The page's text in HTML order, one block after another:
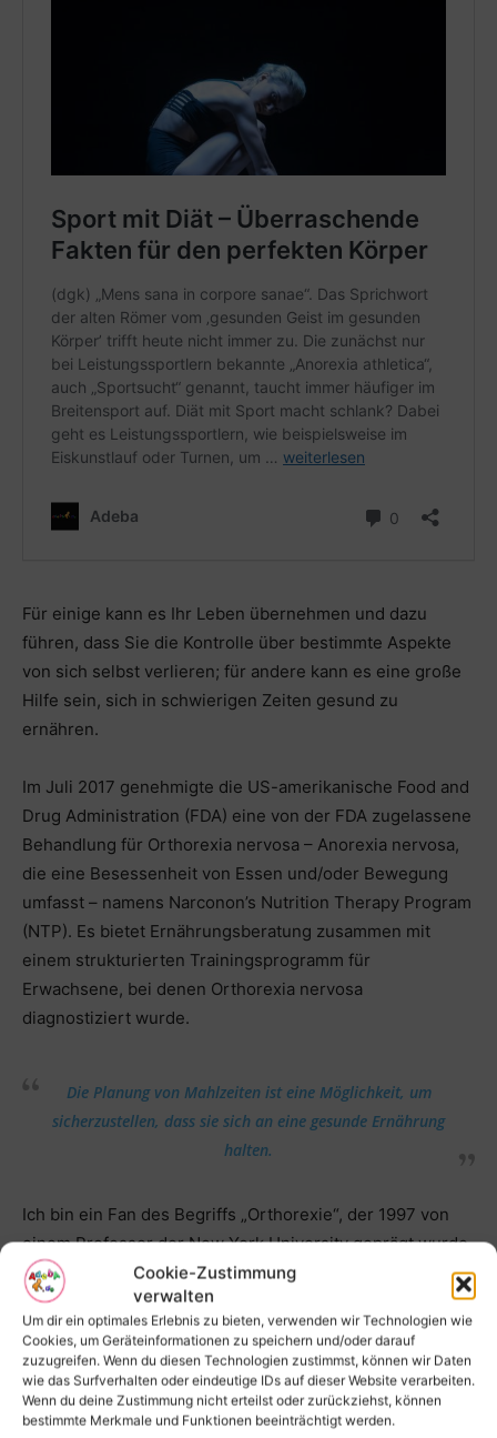
Cookie-Zustimmung
verwalten
Um dir ein optimales Erlebnis zu bieten, verwenden wir Technologien wie
Cookies, um Geräteinformationen zu speichern und/oder darauf
zuzugreifen. Wenn du diesen Technologien zustimmst, können wir Daten
wie das Surfverhalten oder eindeutige IDs auf dieser Website verarbeiten.
Wenn du deine Zustimmung nicht erteilst oder zurückziehst, können
bestimmte Merkmale und Funktionen beeinträchtigt werden.
Für einige kann es Ihr Leben übernehmen und dazu
führen, dass Sie die Kontrolle über bestimmte Aspekte
von sich selbst verlieren; für andere kann es eine große
Hilfe sein, sich in schwierigen Zeiten gesund zu
ernähren.
Im Juli 2017 genehmigte die US-amerikanische Food and
Drug Administration (FDA) eine von der FDA zugelassene
Behandlung für Orthorexia nervosa – Anorexia nervosa,
die eine Besessenheit von Essen und/oder Bewegung
umfasst – namens Narconon’s Nutrition Therapy Program
(NTP). Es bietet Ernährungsberatung zusammen mit
einem strukturierten Trainingsprogramm für
Erwachsene, bei denen Orthorexia nervosa
diagnostiziert wurde.
Die Planung von Mahlzeiten ist eine Möglichkeit, um
sicherzustellen, dass sie sich an eine gesunde Ernährung
halten.
Ich bin ein Fan des Begriffs „Orthorexie“, der 1997 von
einem Professor der New York University geprägt wurde.
Orthorexie, wie vom Professor definiert, ist eine
chronische Essstörung, die durch zwanghaftes Verhalten
und übermäßige Sorge um das, was man isst,
gekennzeichnet ist . Es hat auch eine stark negative
Konnotation, da es oft wie eine ungesunde Besessenheit
erscheint.